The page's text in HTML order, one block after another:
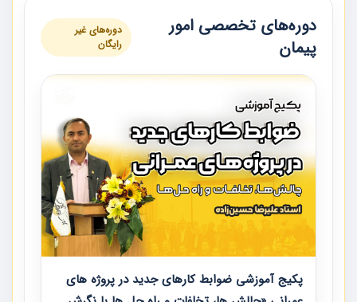
دوره‌های تخصصی امور
پیمان
دوره‌های غیر
رایگان
پکیج آموزشی ضوابط کارهای جدید در پروژه های